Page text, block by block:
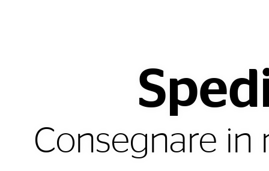
Consegnare in